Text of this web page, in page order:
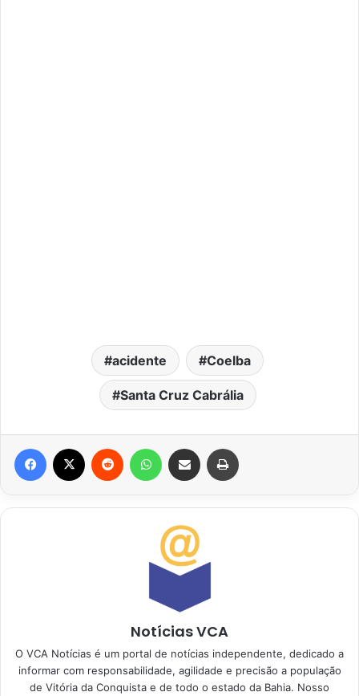
acidente Coelba
Santa Cruz Cabrália
Facebook Reddit WhatsAppCompartilhar via e-mail
Notícias VCA
O VCA Notícias é um portal de notícias independente, dedicado a
informar com responsabilidade, agilidade e precisão a população
de Vitória da Conquista e de todo o estado da Bahia. Nosso